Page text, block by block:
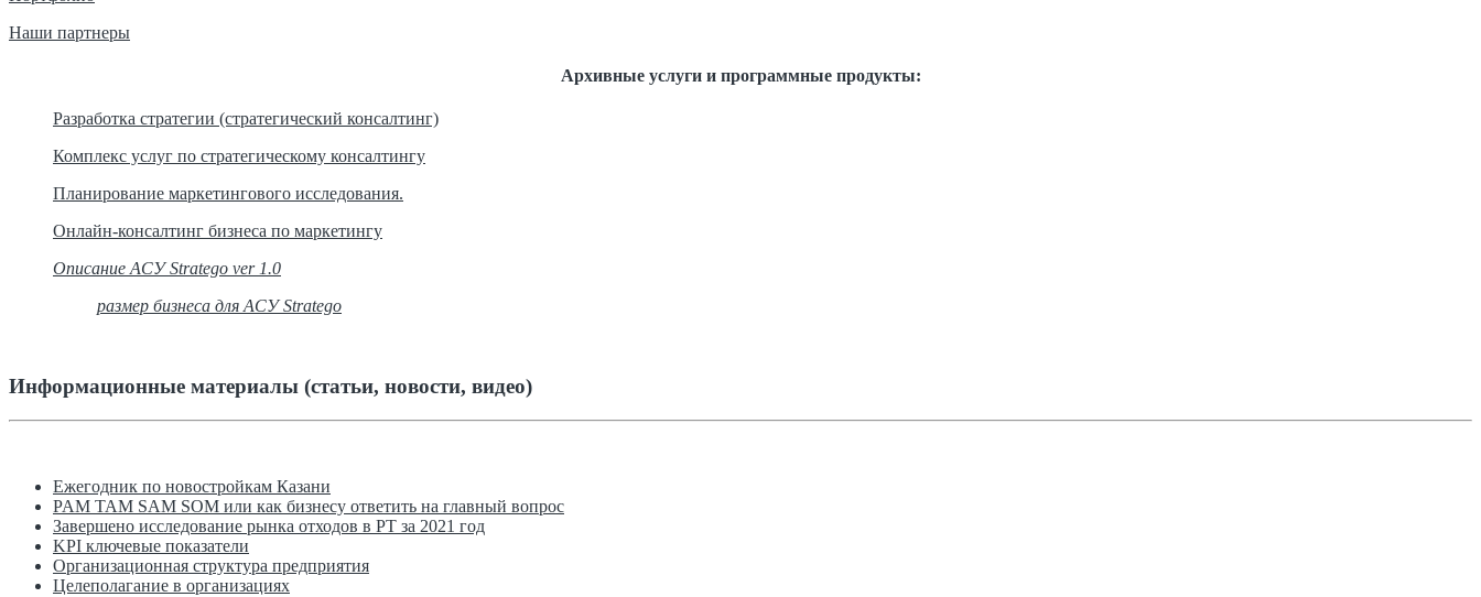
Наши партнеры
Архивные услуги и программные продукты:
Разработка стратегии (стратегический консалтинг)
Комплекс услуг по стратегическому консалтингу
Планирование маркетингового исследования.
Онлайн-консалтинг бизнеса по маркетингу
Описание АСУ Stratego ver 1.0
размер бизнеса для АСУ Stratego
Информационные материалы (статьи, новости, видео)
Ежегодник по новостройкам Казани
PAM TAM SAM SOM или как бизнесу ответить на главный вопрос
Завершено исследование рынка отходов в РТ за 2021 год
KPI ключевые показатели
Организационная структура предприятия
Целеполагание в организациях